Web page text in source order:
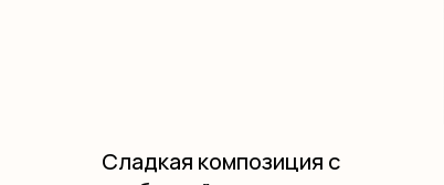
Сладкая композиция с